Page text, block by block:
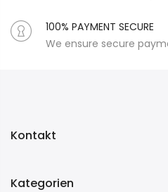
100% PAYMENT SECURE
We ensure secure
Kontakt
Kategorien